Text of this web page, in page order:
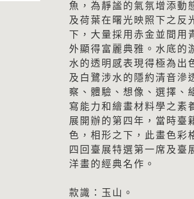
魚，為靜謐的氣氛增添動
及荷葉在曙光映照下之反
下，大量採用赤金並間用
外顯得富麗典雅。水底的
水的透明感表現得極為出
及白鷺涉水的隱約清音滲
察、體驗、想像、選擇、
寫能力和繪畫材料學之素
展開辦的第四年，當時臺
色，相形之下，此畫色彩
四回臺展特選第一席及臺
洋畫的經典名作。
款識：玉山。